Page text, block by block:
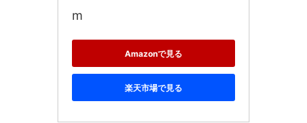
m
Amazonで見る
楽天市場で見る